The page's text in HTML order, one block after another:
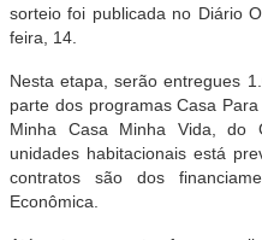
sorteio foi publicada no Diário
feira, 14.
Nesta etapa, serão entregues
parte dos programas Casa
Minha Casa Minha Vida, do
unidades habitacionais está
contratos são dos
Econômica.